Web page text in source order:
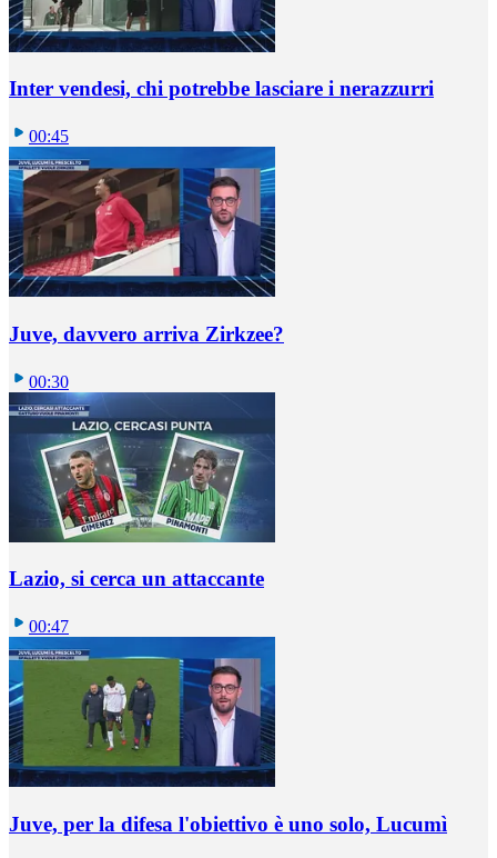
Inter vendesi, chi potrebbe lasciare i nerazzurri
00:45
Juve, davvero arriva Zirkzee?
00:30
Lazio, si cerca un attaccante
00:47
Juve, per la difesa l'obiettivo è uno solo, Lucumì